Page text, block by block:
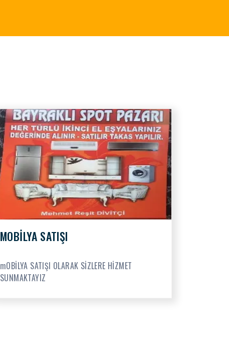
MOBİLYA SATIŞI
mOBİLYA SATIŞI OLARAK SİZLERE HİZMET
SUNMAKTAYIZ